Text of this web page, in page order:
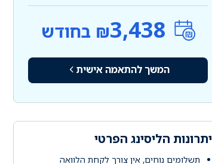
3,438₪ בחודש
המשך להתאמה אישית
יתרונות הליסינג הפרטי
תשלומים נוחים, אין צורך לקחת הלוואה